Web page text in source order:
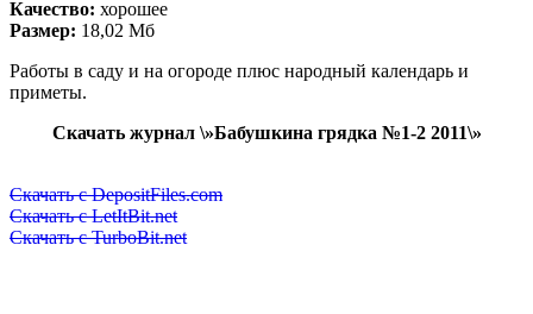
Качество: хорошее
Размер: 18,02 Мб
Работы в саду и на огороде плюс народный календарь и
приметы.
Скачать журнал \»Бабушкина грядка №1-2 2011\»
Скачать с DepositFiles.com
Скачать с LetItBit.net
Скачать с TurboBit.net